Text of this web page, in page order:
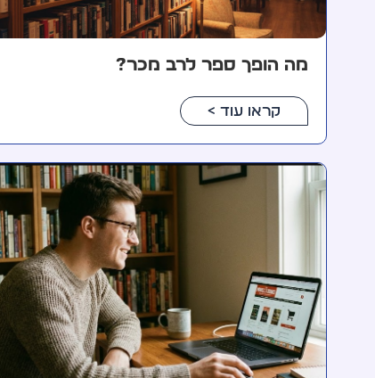
מה הופך ספר לרב מכר?
קראו עוד >